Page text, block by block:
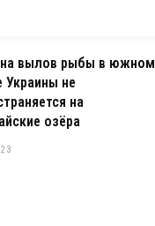
на вылов рыбы в южном
Украины не
на
озёра